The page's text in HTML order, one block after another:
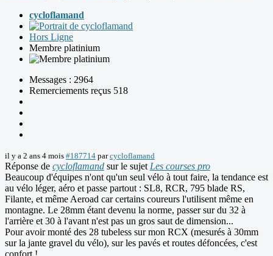
cycloflamand
Hors Ligne
Membre platinium
Messages : 2964
Remerciements reçus 518
il y a 2 ans 4 mois #187714 parcycloflamand
Réponse de cycloflamand sur le sujet Les courses pro
Beaucoup d'équipes n'ont qu'un seul vélo à tout faire, la tendance est
au vélo léger, aéro et passe partout : SL8, RCR, 795 blade RS,
Filante, et même Aeroad car certains coureurs l'utilisent même en
montagne. Le 28mm étant devenu la norme, passer sur du 32 à
l'arrière et 30 à l'avant n'est pas un gros saut de dimension...
Pour avoir monté des 28 tubeless sur mon RCX (mesurés à 30mm
sur la jante gravel du vélo), sur les pavés et routes défoncées, c'est
confort !